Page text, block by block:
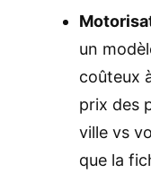
un
coûteux
prix des
ville vs
que la